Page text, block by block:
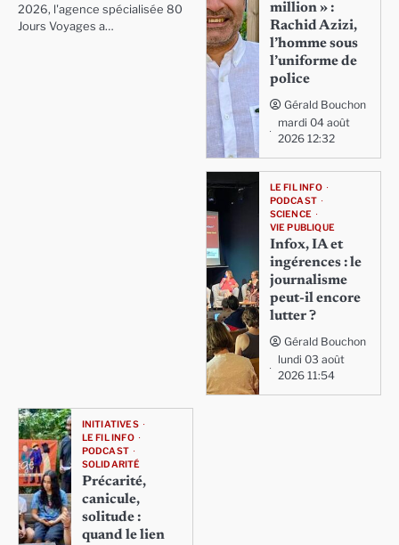
2026, l'agence spécialisée 80
Jours Voyages a…
million » :
Rachid Azizi,
l’homme sous
l’uniforme de
police
Gérald Bouchon
mardi 04 août
2026 12:32
LE FIL INFO
PODCAST
SCIENCE
VIE PUBLIQUE
Infox, IA et
ingérences : le
journalisme
peut-il encore
lutter ?
Gérald Bouchon
lundi 03 août
2026 11:54
INITIATIVES
LE FIL INFO
PODCAST
SOLIDARITÉ
Précarité,
canicule,
solitude :
quand le lien